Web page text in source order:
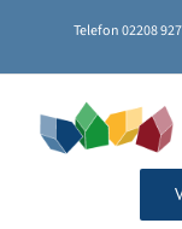
Telefon 02208